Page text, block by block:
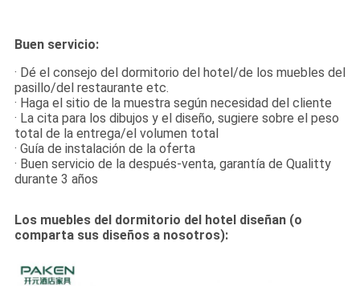
Buen servicio:
· Dé el consejo del dormitorio del hotel/de los muebles del
pasillo/del restaurante etc.
· Haga el sitio de la muestra según necesidad del cliente
· La cita para los dibujos y el diseño, sugiere sobre el peso
total de la entrega/el volumen total
· Guía de instalación de la oferta
· Buen servicio de la después-venta, garantía de Qualitty
durante 3 años
Los muebles del dormitorio del hotel diseñan (o
comparta sus diseños a nosotros):